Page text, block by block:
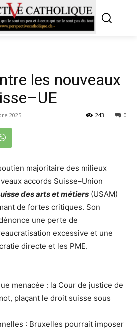
les nouveaux
2025 0
243
majoritaire des milieux
accords Suisse–Union
des arts et métiers (USAM)
de fortes critiques. Son
une perte de
excessive et une
directe et les PME.
menacée : la Cour de justice de
plaçant le droit suisse sous
: Bruxelles pourrait imposer